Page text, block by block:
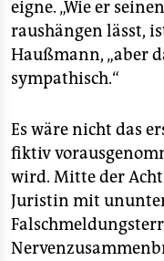
eigne. „Wie er
raushängen lässt,
Haußmann, „aber
sympathisch.“
Es wäre nicht das
fiktiv
wird. Mitte der
Juristin mit